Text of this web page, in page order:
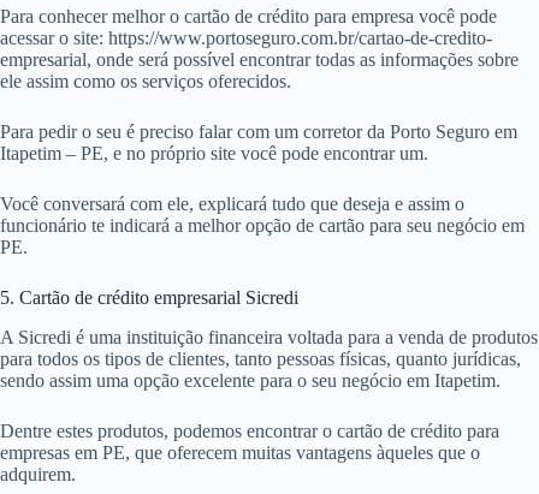
Para conhecer melhor o cartão de crédito para empresa você pode
acessar o site: https://www.portoseguro.com.br/cartao-de-credito-
empresarial, onde será possível encontrar todas as informações sobre
ele assim como os serviços oferecidos.
Para pedir o seu é preciso falar com um corretor da Porto Seguro em
Itapetim – PE, e no próprio site você pode encontrar um.
Você conversará com ele, explicará tudo que deseja e assim o
funcionário te indicará a melhor opção de cartão para seu negócio em
PE.
5. Cartão de crédito empresarial Sicredi
A Sicredi é uma instituição financeira voltada para a venda de produtos
para todos os tipos de clientes, tanto pessoas físicas, quanto jurídicas,
sendo assim uma opção excelente para o seu negócio em Itapetim.
Dentre estes produtos, podemos encontrar o cartão de crédito para
empresas em PE, que oferecem muitas vantagens àqueles que o
adquirem.